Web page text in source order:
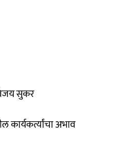
सुकर
कार्यकर्त्यांचा अभाव